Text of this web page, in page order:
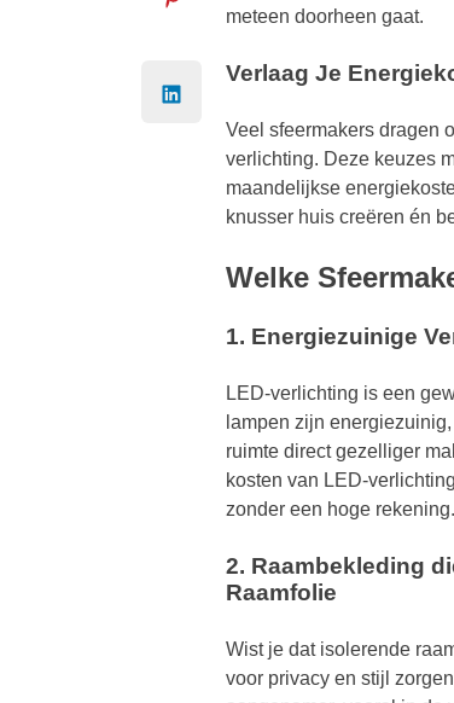
meteen doorheen gaat.
Verlaag Je
Veel sfeermakers dragen
verlichting. Deze keuzes
maandelijkse
knusser huis creëren én
Welke
1. Energiezuinige
LED-verlichting is een
lampen zijn
ruimte direct gezelliger
kosten van LED-
zonder een hoge rekening.
2. Raambekleding
Raamfolie
Wist je dat isolerende
voor privacy en stijl